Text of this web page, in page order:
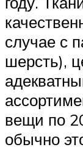
случае с
шерсть),
вещи по
обычно